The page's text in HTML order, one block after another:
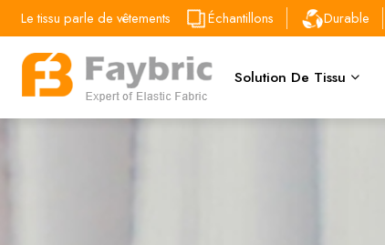
Le tissu parle de vêtements Échantillons Durable
Solution De Tissu